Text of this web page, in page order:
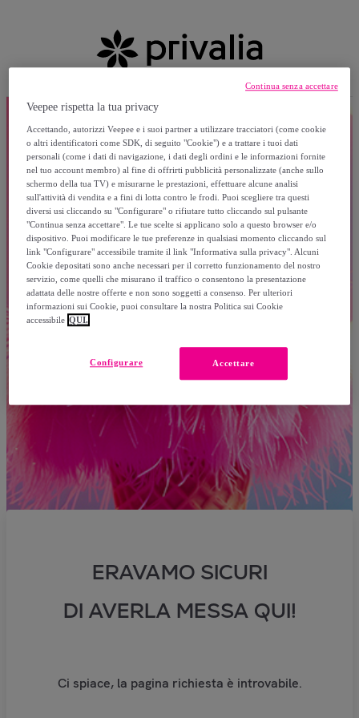
ERAVAMO SICURI
DI AVERLA MESSA QUI!
Ci spiace, la pagina richiesta è introvabile.
Veepee rispetta la tua privacy
Accettando, autorizzi Veepee e i suoi partner a utilizzare tracciatori (come cookie
o altri identificatori come SDK, di seguito "Cookie") e a trattare i tuoi dati
personali (come i dati di navigazione, i dati degli ordini e le informazioni fornite
nel tuo account membro) al fine di offrirti pubblicità personalizzate (anche sullo
schermo della tua TV) e misurarne le prestazioni, effettuare alcune analisi
sull'attività di vendita e a fini di lotta contro le frodi. Puoi scegliere tra questi
diversi usi cliccando su "Configurare" o rifiutare tutto cliccando sul pulsante
"Continua senza accettare". Le tue scelte si applicano solo a questo browser e/o
dispositivo. Puoi modificare le tue preferenze in qualsiasi momento cliccando sul
link "Configurare" accessibile tramite il link "Informativa sulla privacy". Alcuni
Cookie depositati sono anche necessari per il corretto funzionamento del nostro
servizio, come quelli che misurano il traffico o consentono la presentazione
adattata delle nostre offerte e non sono soggetti a consenso. Per ulteriori
informazioni sui Cookie, puoi consultare la nostra Politica sui Cookie
accessibile QUI.
Accettare
Configurare
Continua senza accettare